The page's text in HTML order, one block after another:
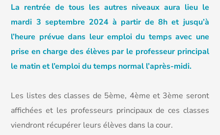
La rentrée de tous les autres niveaux aura lieu le
mardi 3 septembre 2024 à partir de 8h et jusqu’à
l’heure prévue dans leur emploi du temps avec une
prise en charge des élèves par le professeur principal
le matin et l’emploi du temps normal l’après-midi.
Les listes des classes de 5ème, 4ème et 3ème seront
affichées et les professeurs principaux de ces classes
viendront récupérer leurs élèves dans la cour.